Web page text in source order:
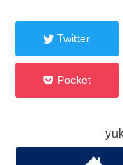
Twitter
Pocket